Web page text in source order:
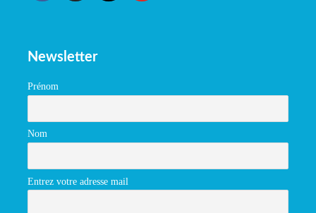
Newsletter
Prénom
Nom
Entrez votre adresse mail